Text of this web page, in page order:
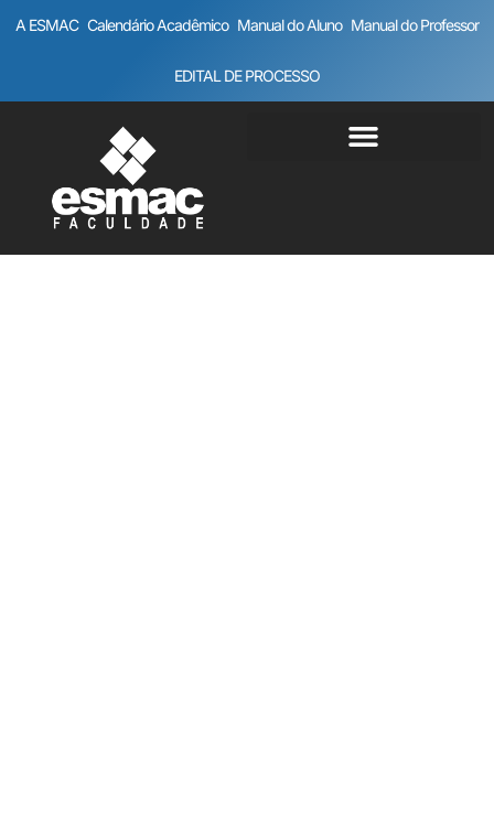
A ESMAC Calendário Acadêmico Manual do Aluno Manual do Professor
EDITAL DE PROCESSO